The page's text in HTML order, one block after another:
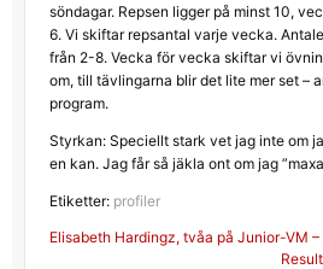
söndagar. Repsen ligger på minst 10,
6. Vi skiftar repsantal varje vecka.
från 2-8. Vecka för vecka skiftar vi
om, till tävlingarna blir det lite mer set –
program.
Styrkan: Speciellt stark vet jag inte om
en kan. Jag får så jäkla ont om jag
Etiketter: profiler
Inläggsnavigering
Elisabeth Hardingz, tvåa på Junior-VM –